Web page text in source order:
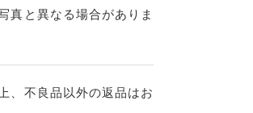
真と異なる場合がありま
、不良品以外の返品はお